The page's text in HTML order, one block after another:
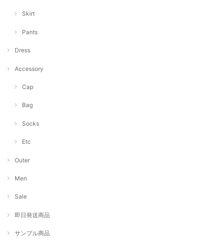
Skirt
Pants
Dress
Accessory
Cap
Bag
Socks
Etc
Outer
Men
Sale
即日発送商品
サンプル商品